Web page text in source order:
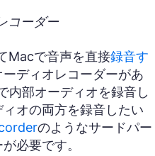
コーダー
Macで音声を直接録音す
ディオレコーダーがあ
内部オーディオを録音し
オの両方を録音したい
のようなサードパー
必要です。